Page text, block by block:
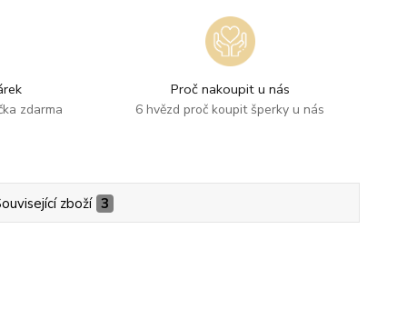
zdarma
Proč nakoupit u nás
6 hvězd proč koupit šperky u nás
zboží 3